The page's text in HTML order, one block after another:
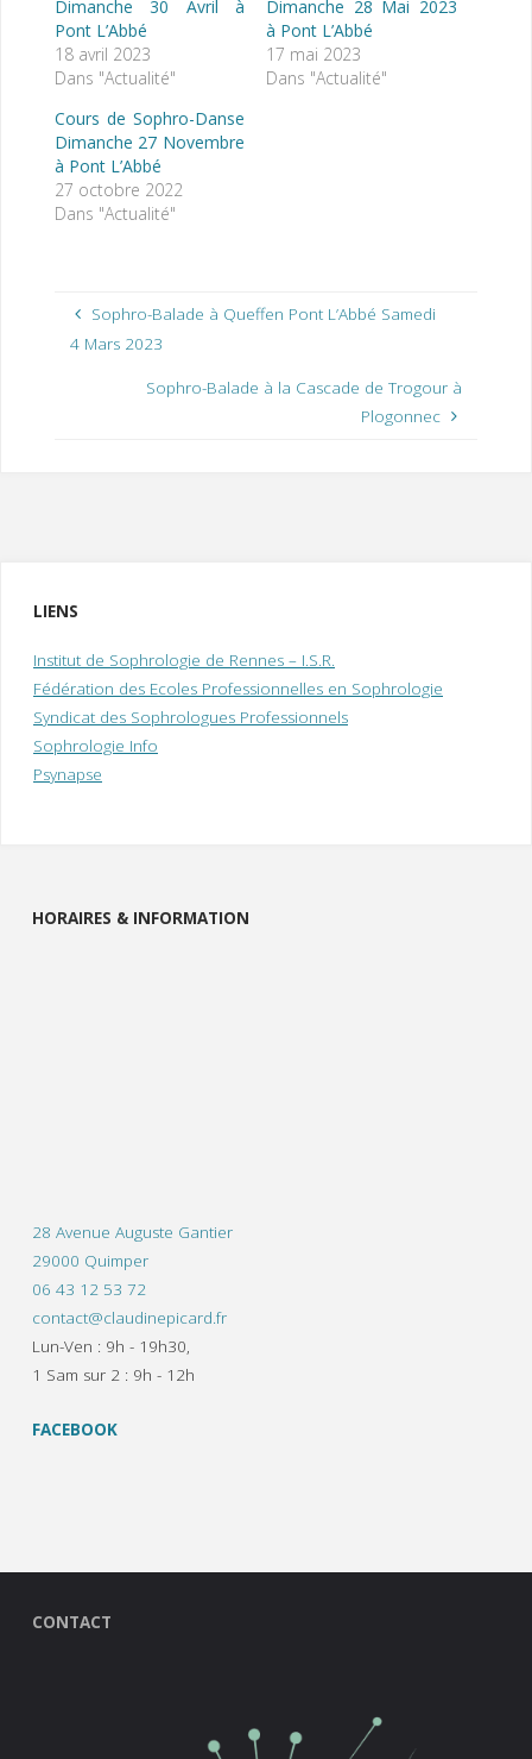
Dimanche 30 Avril à
Pont L’Abbé
18 avril 2023
Dans "Actualité"
Dimanche 28 Mai 2023
à Pont L’Abbé
17 mai 2023
Dans "Actualité"
Cours de Sophro-Danse
Dimanche 27 Novembre
à Pont L’Abbé
27 octobre 2022
Dans "Actualité"
Sophro-Balade à Queffen Pont L’Abbé Samedi
4 Mars 2023
Sophro-Balade à la Cascade de Trogour à
Plogonnec
LIENS
Institut de Sophrologie de Rennes – I.S.R.
Fédération des Ecoles Professionnelles en Sophrologie
Syndicat des Sophrologues Professionnels
Sophrologie Info
Psynapse
HORAIRES & INFORMATION
28 Avenue Auguste Gantier
29000 Quimper
06 43 12 53 72
contact@claudinepicard.fr
Lun-Ven : 9h - 19h30,
1 Sam sur 2 : 9h - 12h
FACEBOOK
CONTACT